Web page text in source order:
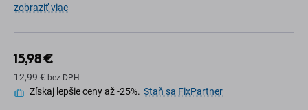
zobraziť viac
15,98 €
12,99 € bez DPH
Získaj lepšie ceny až -25%. Staň sa FixPartner